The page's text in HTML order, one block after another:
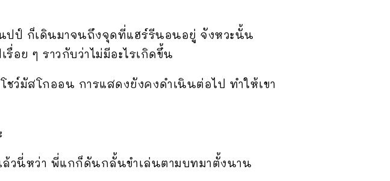
ปป์ ก็เดินมาจนถึงจุดที่แฮร์รีนอนอยู่ จังหวะนั้น
ย ๆ ราวกับว่าไม่มีอะไรเกิดขึ้น
ว์มัสโกออน การแสดงยังคงดำเนินต่อไป ทำให้เขา
วนี่หว่า พี่แกก็ดันกลั้นขำเล่นตามบทมาตั้งนาน